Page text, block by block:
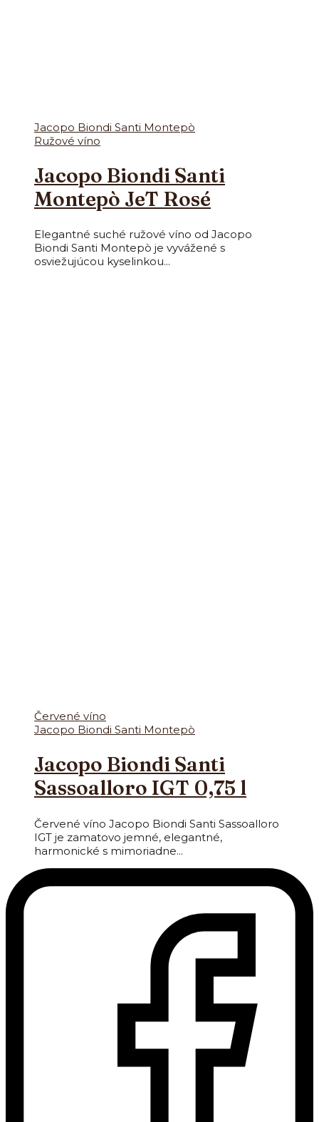
Jacopo Biondi Santi Montepò
Ružové víno
Jacopo Biondi Santi
Montepò JeT Rosé
Elegantné suché ružové víno od Jacopo
Biondi Santi Montepò je vyvážené s
osviežujúcou kyselinkou...
Červené víno
Jacopo Biondi Santi Montepò
Jacopo Biondi Santi
Sassoalloro IGT 0,75 l
Červené víno Jacopo Biondi Santi Sassoalloro
IGT je zamatovo jemné, elegantné,
harmonické s mimoriadne...